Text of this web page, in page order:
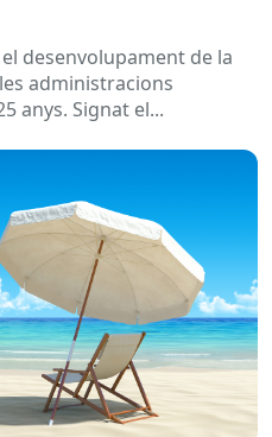
desenvolupament de la
administracions
anys. Signat el...